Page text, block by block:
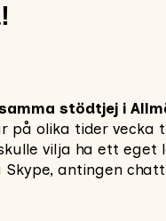
stödtjej i
på olika tider
vilja ha ett
antingen